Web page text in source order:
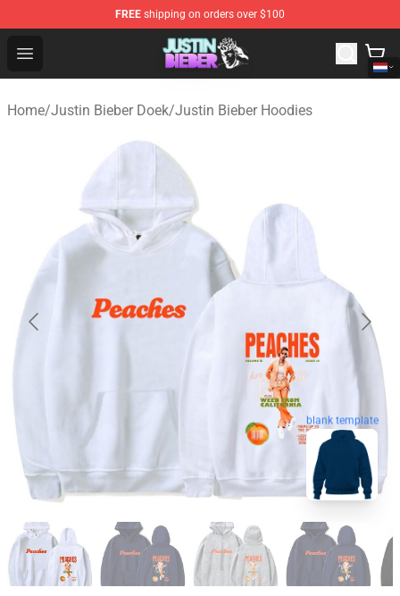
FREE shipping on orders over $100
Open menu
Justin Bieber Store - Official Justin Bieber Merchandise
Home/Justin Bieber Doek/Justin Bieber Hoodies
blank template